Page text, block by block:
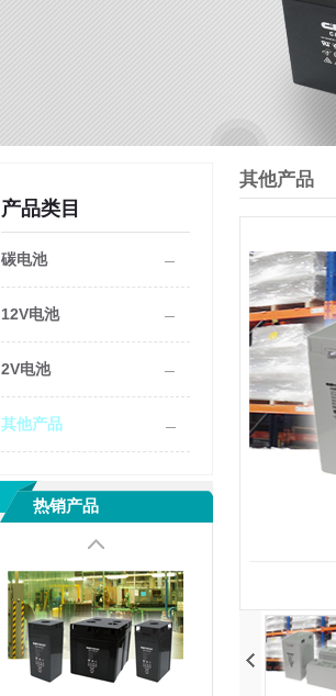
产品类目
碳电池
12V电池
2V电池
其他产品
热销产品
其他产品